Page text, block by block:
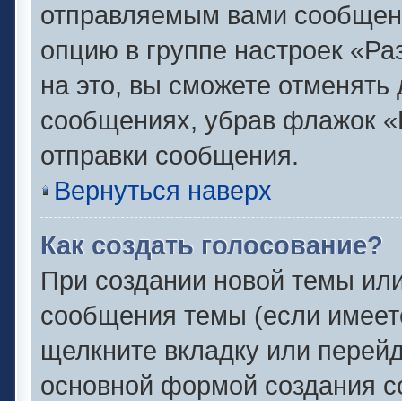
отправляемым вами
опцию в группе настроек
на это, вы сможете
сообщениях, убрав флажок
отправки сообщения.
Вернуться наверх
Как создать голосование?
При создании новой темы
сообщения темы (если
щелкните вкладку или
основной формой создания